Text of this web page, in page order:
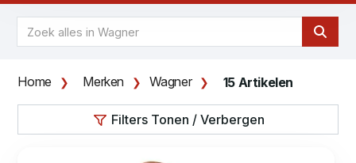
Home Merken Wagner 15 Artikelen
Filters Tonen / Verbergen